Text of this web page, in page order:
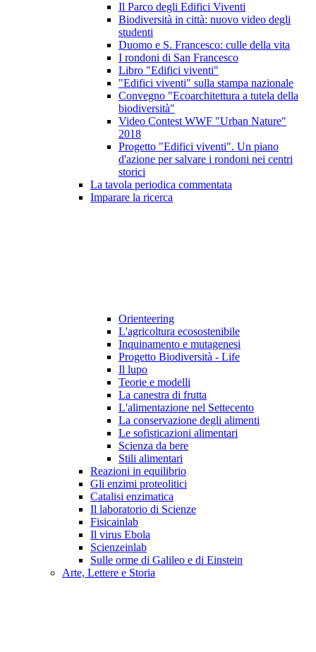
Il Parco degli Edifici Viventi
Biodiversità in città: nuovo video degli
studenti
Duomo e S. Francesco: culle della vita
I rondoni di San Francesco
Libro "Edifici viventi"
"Edifici viventi" sulla stampa nazionale
Convegno "Ecoarchitettura a tutela della
biodiversità"
Video Contest WWF "Urban Nature"
2018
Progetto "Edifici viventi". Un piano
d'azione per salvare i rondoni nei centri
storici
La tavola periodica commentata
Imparare la ricerca
Orienteering
L'agricoltura ecosostenibile
Inquinamento e mutagenesi
Progetto Biodiversità - Life
Il lupo
Teorie e modelli
La canestra di frutta
L'alimentazione nel Settecento
La conservazione degli alimenti
Le sofisticazioni alimentari
Scienza da bere
Stili alimentari
Reazioni in equilibrio
Gli enzimi proteolitici
Catalisi enzimatica
Il laboratorio di Scienze
Fisicainlab
Il virus Ebola
Scienzeinlab
Sulle orme di Galileo e di Einstein
Arte, Lettere e Storia